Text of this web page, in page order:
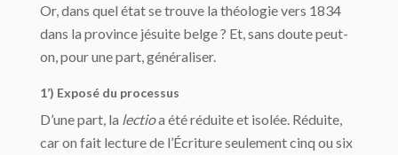
Or, dans quel état se trouve la théologie vers 1834
dans la province jésuite belge ? Et, sans doute peut-
on, pour une part, généraliser.
1’) Exposé du processus
D’une part, la lectioa été réduite et isolée. Réduite,
car on fait lecture de l’Écriture seulement cinq ou six